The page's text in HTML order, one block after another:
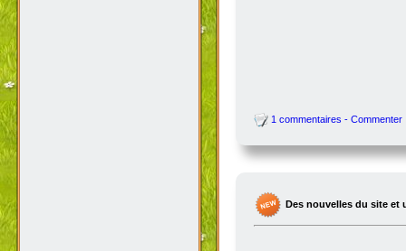
1 commentaires - Commenter
Des nouvelles du site